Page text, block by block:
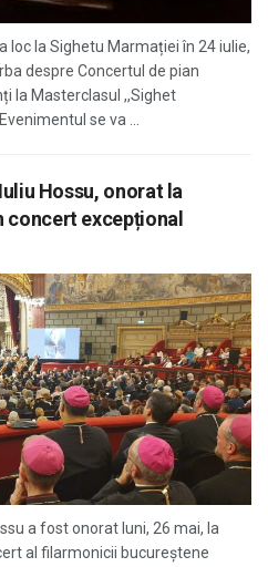
loc la Sighetu Marmației în 24 iulie,
despre Concertul de pian
la Masterclasul ,,Sighet
se va ...
Hossu, onorat la
concert excepțional
a fost onorat luni, 26 mai, la
al filarmonicii bucureștene